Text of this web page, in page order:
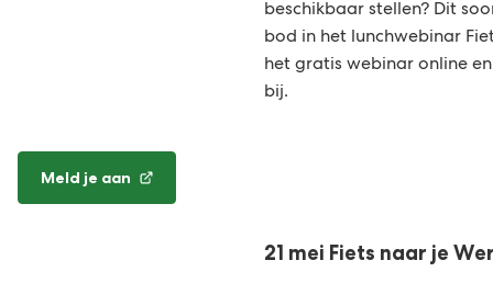
beschikbaar stellen? Dit
bod in het lunchwebinar
het gratis webinar online
bij.
Meld je aan
(Verwijst
21 mei Fiets naar je